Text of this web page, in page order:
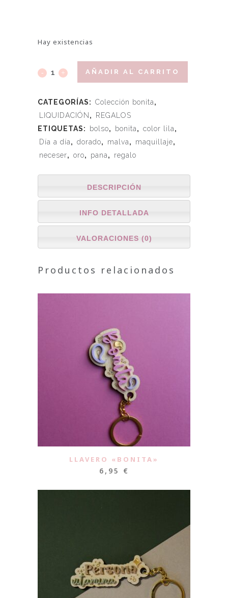
Hay existencias
AÑADIR AL CARRITO
CATEGORÍAS: Colección bonita,
LIQUIDACIÓN ,
REGALOS
ETIQUETAS:
bolso, bonita, color lila,
Día a día, dorado, malva, maquillaje,
neceser, oro, pana, regalo
DESCRIPCIÓN
INFO DETALLADA
VALORACIONES (0)
Productos relacionados
LLAVERO «BONITA»
6,95 €